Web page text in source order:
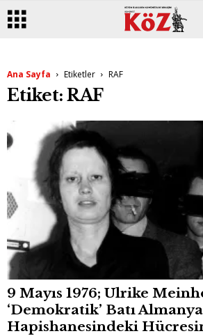
Ana Sayfa Etiketler RAF
Etiket: RAF
9 Mayıs 1976; Ulrike
‘Demokratik’ Batı
Hapishanesindeki